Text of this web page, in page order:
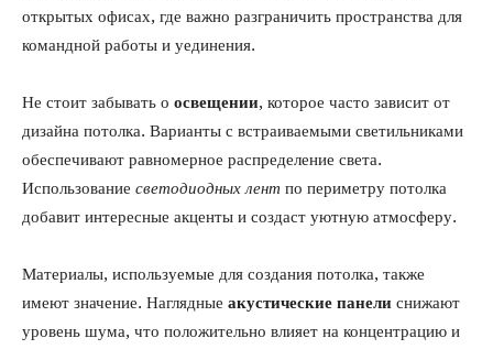
открытых офисах, где важно разграничить пространства для
командной работы и уединения.
Не стоит забывать о освещении, которое часто зависит от
дизайна потолка. Варианты с встраиваемыми светильниками
обеспечивают равномерное распределение света.
Использование светодиодных лент по периметру потолка
добавит интересные акценты и создаст уютную атмосферу.
Материалы, используемые для создания потолка, также
имеют значение. Наглядные акустические панели снижают
уровень шума, что положительно влияет на концентрацию и